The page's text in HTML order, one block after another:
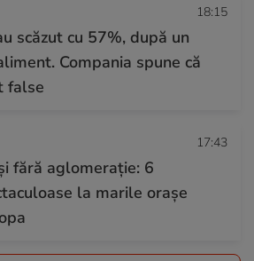
18:15
scăzut cu 57%, după un
Compania spune că
false
17:43
fără aglomerație: 6
la marile orașe